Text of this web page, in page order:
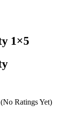
1×5
(No Ratings Yet)